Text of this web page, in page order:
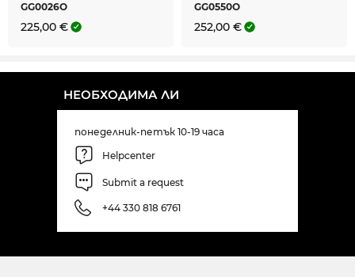
GG0026O
225,00 €
GG0550O
252,00 €
НЕОБХОДИМА ЛИ
понеделник-петък 10-19 часа
Helpcenter
Submit a request
+44 330 818 6761